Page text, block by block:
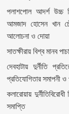
পলাশপোল আদর্শ উচ্চ
আমজাদ হোসেন খান
আলোচনা ও দোয়া
সাতক্ষীরায় বিশ্ব মানব
দেবহাটায় দুর্নীতি
প্রতিযোগিতার সমাপনী
কলারোয়ায়
সমাপ্তি